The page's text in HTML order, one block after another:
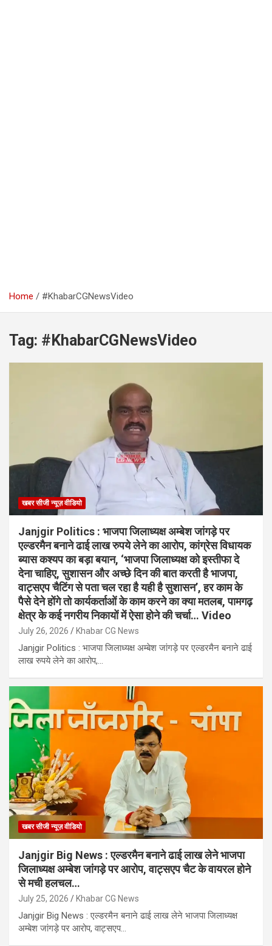
Home #KhabarCGNewsVideo
Tag: #KhabarCGNewsVideo
खबर सीजी न्यूज़ वीडियो
Janjgir Politics : भाजपा जिलाध्यक्ष अम्बेश जांगड़े पर
एल्डरमैन बनाने ढाई लाख रुपये लेने का आरोप, कांग्रेस विधायक
ब्यास कश्यप का बड़ा बयान, ‘भाजपा जिलाध्यक्ष को इस्तीफा दे
देना चाहिए, सुशासन और अच्छे दिन की बात करती है भाजपा,
वाट्सएप चैटिंग से पता चल रहा है यही है सुशासन’, हर काम के
पैसे देने होंगे तो कार्यकर्ताओं के काम करने का क्या मतलब, पामगढ़
क्षेत्र के कई नगरीय निकायों में ऐसा होने की चर्चा… Video
July 26, 2026 Khabar CG News
Janjgir Politics : भाजपा जिलाध्यक्ष अम्बेश जांगड़े पर एल्डरमैन बनाने ढाई
लाख रुपये लेने का आरोप,…
खबर सीजी न्यूज़ वीडियो
Janjgir Big News : एल्डरमैन बनाने ढाई लाख लेने भाजपा
जिलाध्यक्ष अम्बेश जांगड़े पर आरोप, वाट्सएप चैट के वायरल होने
से मची हलचल…
July 25, 2026 Khabar CG News
Janjgir Big News : एल्डरमैन बनाने ढाई लाख लेने भाजपा जिलाध्यक्ष
अम्बेश जांगड़े पर आरोप, वाट्सएप…